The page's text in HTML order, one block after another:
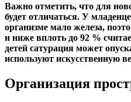
Важно отметить, что для
будет отличаться. У
организме мало железа,
и ниже вплоть до 92 %
детей сатурация может
используют искусственную
Организация